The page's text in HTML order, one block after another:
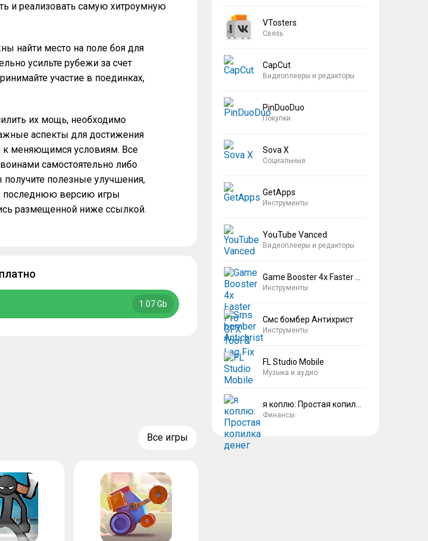
и реализовать самую хитроумную
найти место на поле боя для
усильте рубежи за счет
участие в поединках,
их мощь, необходимо
аспекты для достижения
к меняющимся условиям. Все
самостоятельно либо
полезные улучшения,
последнюю версию игры
размещенной ниже ссылкой.
1.07 Gb
Все игры
VTosters
Связь
CapCut
Видеоплееры и редакторы
PinDuoDuo
Покупки
Sova X
Социальные
GetApps
Инструменты
YouTube Vanced
Видеоплееры и редакторы
Инструменты
Смс бомбер Антихрист
Инструменты
FL Studio Mobile
Музыка и аудио
Финансы